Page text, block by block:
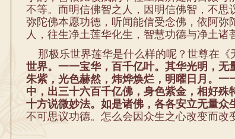
不等。而明信佛智之人，因明信佛智，不
弥陀佛本愿功德，听闻能信受念佛，依阿弥
人，往生净土莲华化生，智慧功德与净土诸
那极乐世界莲华是什么样的呢？世尊在《
世界。一一宝华，百千亿叶。其华光明，
朱紫，光色赫然，炜烨焕烂，明曜日月。
中，出三十六百千亿佛，身色紫金，相好
十方说微妙法。如是诸佛，各各安立无量众
不可思议功德。怎么会因众生之心改变而改